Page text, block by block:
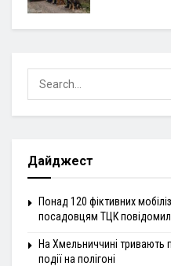
Дайджест
Понад 120 фіктивних
посадовцям ТЦК
На Хмельниччині тривають
події на полігоні